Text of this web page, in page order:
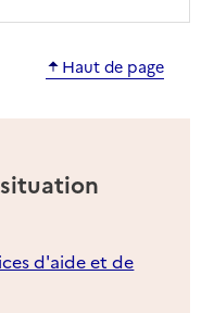
Haut de page
d'aide et de